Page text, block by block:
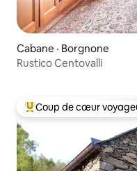
Cabane · Borgnone
Rustico Centovalli
Coup de cœur
Coup de cœur